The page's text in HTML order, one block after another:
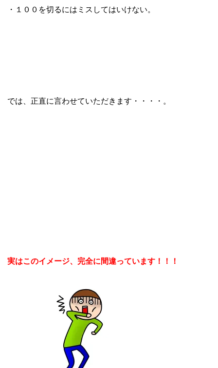
・１００を切るにはミスしてはいけない。
では、正直に言わせていただきます・・・・。
実はこのイメージ、完全に間違っています！！！